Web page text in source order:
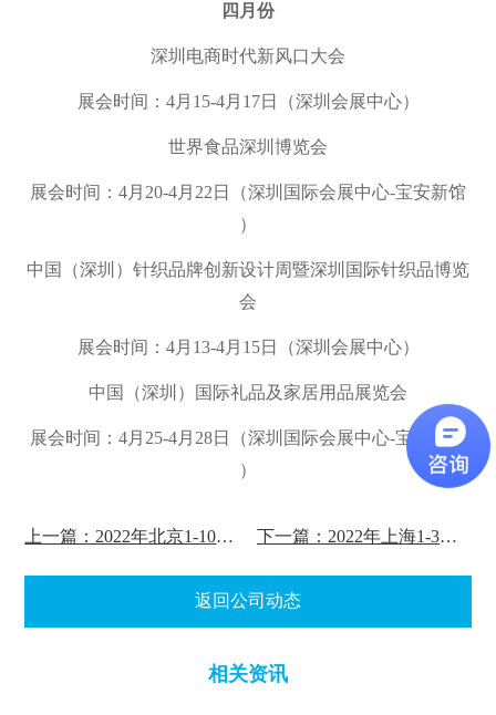
四月份
深圳电商时代新风口大会
展会时间：4月15-4月17日（深圳会展中心）
世界食品深圳博览会
展会时间：4月20-4月22日（深圳国际会展中心-宝安新馆
）
中国（深圳）针织品牌创新设计周暨深圳国际针织品博览
会
展会时间：4月13-4月15日（深圳会展中心）
中国（深圳）国际礼品及家居用品展览会
展会时间：4月25-4月28日（深圳国际会展中心-宝
安新馆
）
上一篇：2022年北京1-10月份的展会计划表 下一篇：2022年上海1-3月份所有展馆计划表
返回公司动态
相关资讯